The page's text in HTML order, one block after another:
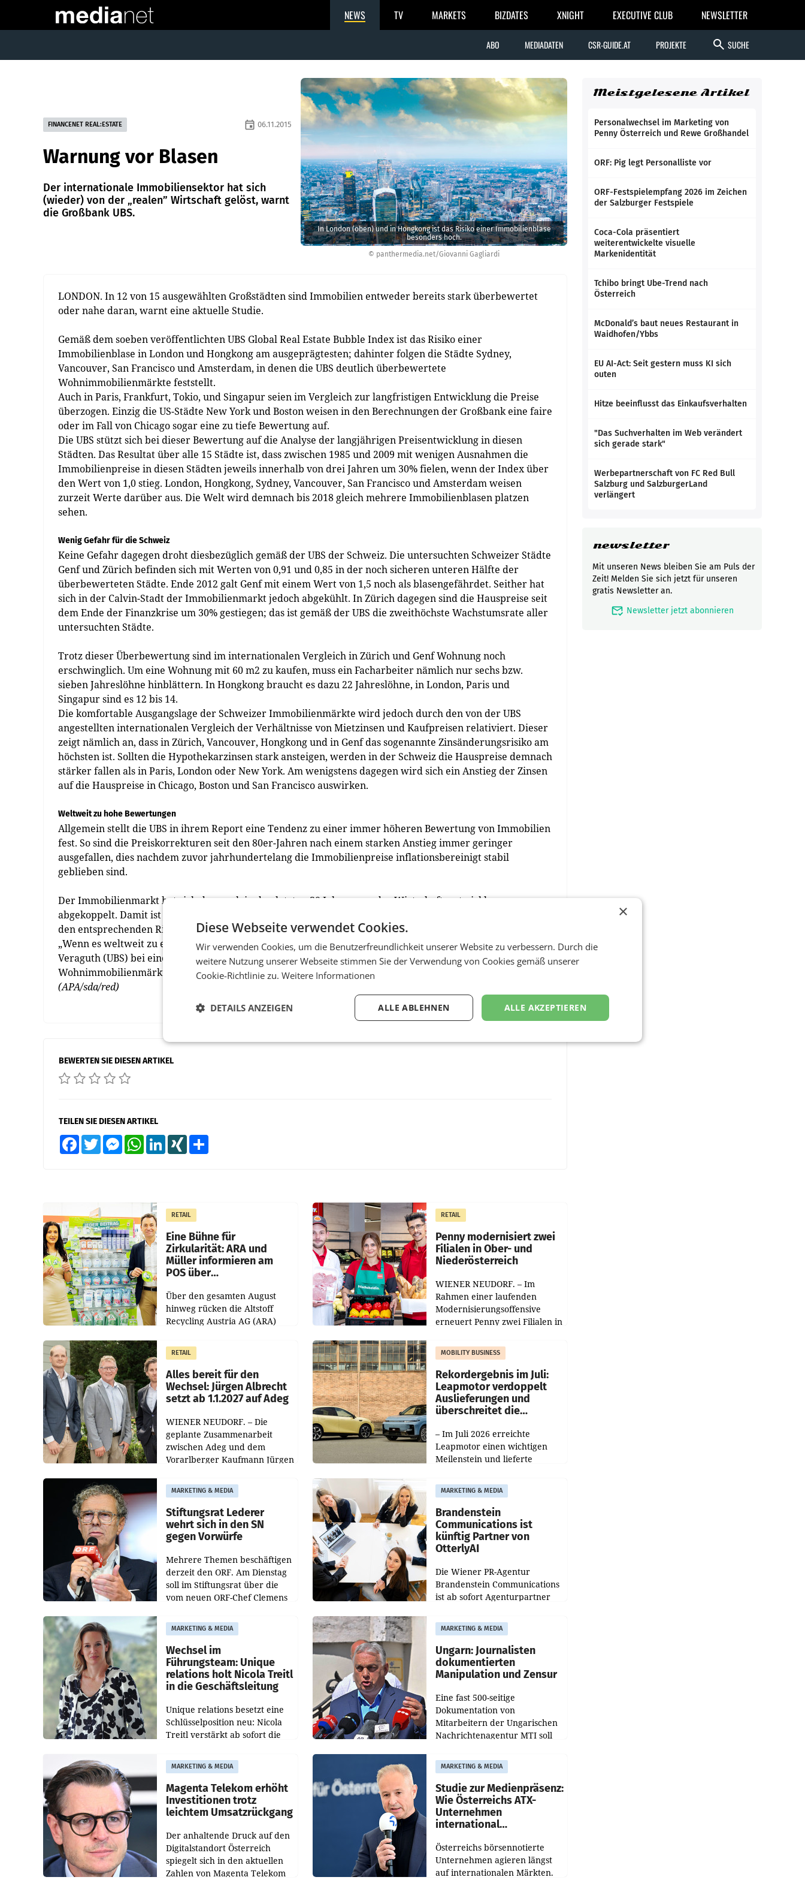
NEWS TV MARKETS BIZDATES XNIGHT EXECUTIVE CLUB NEWSLETTER
ABO MEDIADATEN CSR-GUIDE.AT PROJEKTE search SUCHE
© panthermedia.net/Giovanni Gagliardi
In London (oben) und in Hongkong ist das Risiko einer Immobilienblase
besonders hoch.
FINANCENET REAL:ESTATE event 06.11.2015
Warnung vor Blasen
Der internationale Immobiliensektor hat sich
(wieder) von der „realen” Wirtschaft gelöst, warnt
die Großbank UBS.
LONDON. In 12 von 15 ausgewählten Großstädten sind Immobilien entweder bereits stark überbewertet
oder nahe daran, warnt eine aktuelle Studie.
Gemäß dem soeben veröffentlichten UBS Global Real Estate Bubble Index ist das Risiko einer
Immobilienblase in London und Hongkong am ausgeprägtesten; dahinter folgen die Städte Sydney,
Vancouver, San Francisco und Amsterdam, in denen die UBS deutlich überbewertete
Wohnimmobilienmärkte feststellt.
Auch in Paris, Frankfurt, Tokio, und Singapur seien im Vergleich zur langfristigen Entwicklung die Preise
überzogen. Einzig die US-Städte New York und Boston weisen in den Berechnungen der Großbank eine faire
oder im Fall von Chicago sogar eine zu tiefe ­Bewertung auf.
Die UBS stützt sich bei dieser Bewertung auf die Analyse der langjährigen Preisentwicklung in diesen
Städten. Das Resultat über alle 15 Städte ist, dass zwischen 1985 und 2009 mit wenigen Ausnahmen die
Immobilienpreise in diesen Städten jeweils innerhalb von drei Jahren um 30% fielen, wenn der Index über
den Wert von 1,0 stieg. London, Hongkong, Sydney, Vancouver, San Francisco und Amsterdam weisen
zurzeit Werte darüber aus. Die Welt wird demnach bis 2018 gleich mehrere Immobilienblasen platzen
sehen.
Wenig Gefahr für die Schweiz
Keine Gefahr dagegen droht diesbezüglich gemäß der UBS der Schweiz. Die untersuchten Schweizer Städte
Genf und Zürich befinden sich mit Werten von 0,91 und 0,85 in der noch sicheren unteren Hälfte der
überbewerteten Städte. Ende 2012 galt Genf mit einem Wert von 1,5 noch als blasen­gefährdet. Seither hat
sich in der Calvin-Stadt der Immobilienmarkt jedoch abgekühlt. In Zürich dagegen sind die Hauspreise seit
dem Ende der Finanzkrise um 30% gestiegen; das ist gemäß der UBS die zweithöchste Wachstumsrate aller
untersuchten Städte.
Trotz dieser Überbewertung sind im internationalen Vergleich in Zürich und Genf Wohnung noch
erschwinglich. Um eine Wohnung mit 60 m2 zu kaufen, muss ein Facharbeiter nämlich nur sechs bzw.
sieben Jahreslöhne hinblättern. In Hongkong braucht es dazu 22 Jahreslöhne, in London, Paris und
Singapur sind es 12 bis 14.
Die komfortable Ausgangslage der Schweizer Immobilienmärkte wird jedoch durch den von der UBS
angestellten internationalen Vergleich der Verhältnisse von Mietzinsen und Kaufpreisen relativiert. Dieser
zeigt nämlich an, dass in Zürich, Vancouver, Hongkong und in Genf das sogenannte Zinsänderungsrisiko am
höchsten ist. Sollten die Hypothekarzinsen stark ansteigen, werden in der Schweiz die Hauspreise demnach
stärker fallen als in Paris, London oder New York. Am wenigstens dagegen wird sich ein Anstieg der Zinsen
auf die Hauspreise in Chicago, Boston und San Francisco auswirken.
Weltweit zu hohe Bewertungen
Allgemein stellt die UBS in ihrem Report eine Tendenz zu einer immer höheren Bewertung von Immobilien
fest. So sind die Preiskorrekturen seit den 80er-Jahren nach einem starken Anstieg immer geringer
ausgefallen, dies nachdem zuvor jahrhundertelang die Immobilienpreise inflationsbereinigt stabil
geblieben sind.
Der Immobilienmarkt hat sich demnach in den letzten 30 Jahren von der Wirtschaftsentwicklung
abgekoppelt. Damit ist auch die Gefahr für das Entstehen einer globalen Immobilienblase gestiegen – mit
den entsprechenden Risiken für die Weltwirtschaft.
„Wenn es weltweit zu einer Korrektur kommt, dann sind das schlechte Nachrichten”, sagte Thomas
Veraguth (UBS) bei einer Konferenz in Zürich. Die lockere Geldpolitik habe eine Normalisierung der
Wohnimmobilienmärkte verhindert und das Risiko lokaler Blasen erhöht, heißt es dazu im Index-Bericht.
(APA/sda/red)
BEWERTEN SIE DIESEN ARTIKEL
TEILEN SIE DIESEN ARTIKEL
FacebookTwitter MessengerWhatsAppLinkedInXING
RETAIL
Eine Bühne für
Zirkularität: ARA und
Müller informieren am
POS über
Über den gesamten August
hinweg rücken die Altstoff
Recycling Austria AG (ARA)
Müller die Initiative „Kreislauf-
Helden“ in allen
österreichischen Müller-Filialen
RETAIL
Penny modernisiert zwei
Filialen in Ober- und
Niederösterreich
WIENER NEUDORF. – Im
Rahmen einer laufenden
Modernisierungsoffensive
erneuert Penny zwei Filialen in
Die beiden Standorte liegen in
Haag sowie im rund
RETAIL
Alles bereit für den
Wechsel: Jürgen Albrecht
setzt ab 1.1.2027 auf Adeg
WIENER NEUDORF. – Die
geplante Zusammenarbeit
zwischen Adeg und dem
Vorarlberger Kaufmann Jürgen
freigegeben: Die
Bundeswettbewerbsbehörde
und der Bundeskartellanwalt
MOBILITY BUSINESS
Rekordergebnis im Juli:
Leapmotor verdoppelt
Auslieferungen und
überschreitet die
– Im Juli 2026 erreichte
Leapmotor einen wichtigen
Meilenstein und lieferte
aus, womit sich das Ergebnis
gegenüber Juli 2025 mehr als
verdoppelte (+102
MARKETING & MEDIA
Stiftungsrat Lederer
wehrt sich in den SN
gegen Vorwürfe
Mehrere Themen beschäftigen
derzeit den ORF. Am Dienstag
soll im Stiftungsrat über die
vom neuen ORF-Chef Clemens
Besetzungen für die
Direktionen abgestimmt
werden.
MARKETING & MEDIA
Brandenstein
Communications ist
künftig Partner von
OtterlyAI
Die Wiener PR-Agentur
Brandenstein Communications
ist ab sofort Agenturpartner
Optimierungsplattform
OtterlyAI. Damit baut die
Agentur ihr Leistungsportfolio
MARKETING & MEDIA
Wechsel im
Führungsteam: Unique
relations holt Nicola Treitl
in die Geschäftsleitung
Unique relations besetzt eine
Schlüsselposition neu: Nicola
Treitl verstärkt ab sofort die
PR-Agentur an der Seite von
Josef Kalina und Anna Kalina-
Mahr.
MARKETING & MEDIA
Ungarn: Journalisten
dokumentierten
Manipulation und Zensur
Eine fast 500-seitige
Dokumentation von
Mitarbeitern der Ungarischen
Nachrichtenagentur MTI soll
Manipulation und Zensur bei
der Agentur während der Zeit
MARKETING & MEDIA
Magenta Telekom erhöht
Investitionen trotz
leichtem Umsatzrückgang
Der anhaltende Druck auf den
Digitalstandort Österreich
spiegelt sich in den aktuellen
Zahlen von Magenta Telekom
MARKETING & MEDIA
Studie zur Medienpräsenz:
Wie Österreichs ATX-
Unternehmen
international
Österreichs börsennotierte
Unternehmen agieren längst
auf internationalen Märkten.
Meistgelesene Artikel
Personalwechsel im Marketing von
Penny Österreich und Rewe Großhandel
ORF: Pig legt Personalliste vor
ORF-Festspielempfang 2026 im Zeichen
der Salzburger Festspiele
Coca-Cola präsentiert
weiterentwickelte visuelle
Markenidentität
Tchibo bringt Ube-Trend nach
Österreich
McDonald’s baut neues Restaurant in
Waidhofen/Ybbs
EU AI-Act: Seit gestern muss KI sich
outen
Hitze beeinflusst das Einkaufsverhalten
"Das Suchverhalten im Web verändert
sich gerade stark"
Werbepartnerschaft von FC Red Bull
Salzburg und SalzburgerLand
verlängert
newsletter
Mit unseren News bleiben Sie am Puls der
Zeit! Melden Sie sich jetzt für unseren
gratis Newsletter an.
mark_email_read Newsletter jetzt abonnieren
×
Diese Webseite verwendet Cookies.
Wir verwenden Cookies, um die Benutzerfreundlichkeit unserer Website zu verbessern. Durch die
weitere Nutzung unserer Webseite stimmen Sie der Verwendung von Cookies gemäß unserer
Cookie-Richtlinie zu. Weitere Informationen
ALLE AKZEPTIEREN
ALLE ABLEHNEN
DETAILS ANZEIGEN